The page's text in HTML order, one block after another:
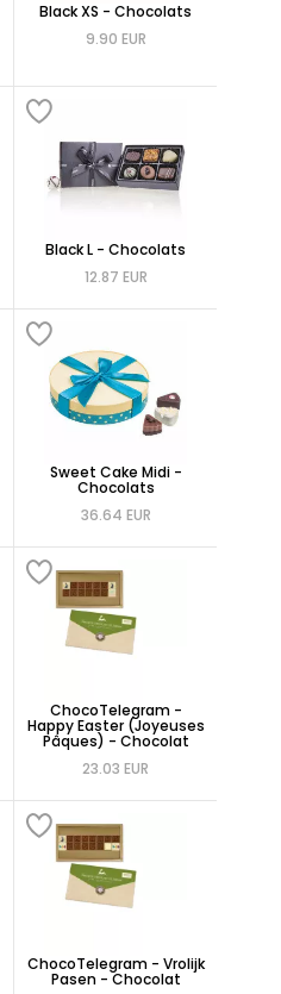
Black XS - Chocolats
9.90 EUR
Black L - Chocolats
12.87 EUR
Sweet Cake Midi -
Chocolats
36.64 EUR
ChocoTelegram -
Happy Easter (Joyeuses
Pâques) - Chocolat
23.03 EUR
ChocoTelegram - Vrolijk
Pasen - Chocolat